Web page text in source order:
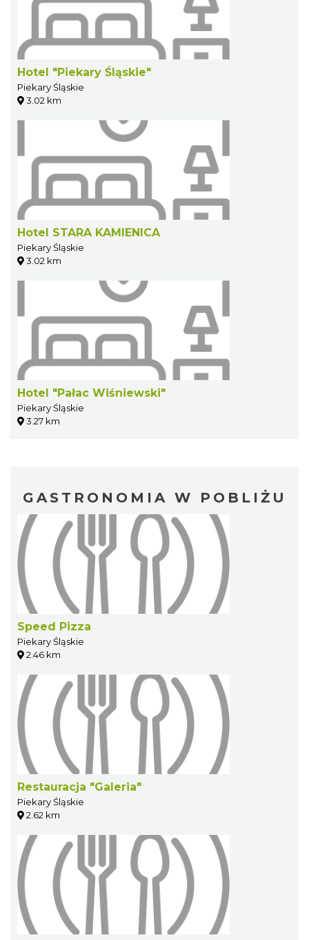
Hotel "Piekary Śląskie"
Piekary Śląskie
3.02 km
Hotel STARA KAMIENICA
Piekary Śląskie
3.02 km
Hotel "Pałac Wiśniewski"
Piekary Śląskie
3.27 km
GASTRONOMIA W POBLIŻU
Speed Pizza
Piekary Śląskie
2.46 km
Restauracja "Galeria"
Piekary Śląskie
2.62 km